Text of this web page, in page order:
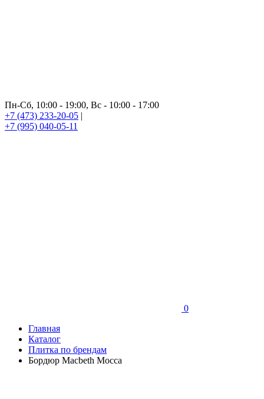
Пн-Сб, 10:00 - 19:00, Вс - 10:00 - 17:00
+7 (473) 233-20-05 |
+7 (995) 040-05-11
0
Главная
Каталог
Плитка по брендам
Бордюр Macbeth Mocca